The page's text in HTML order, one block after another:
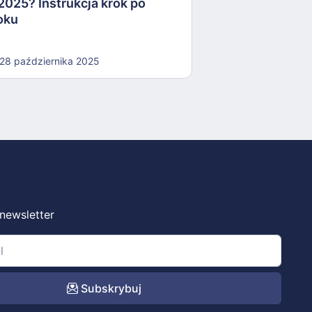
Instrukcja krok po
28 października 2025
Subskrybuj